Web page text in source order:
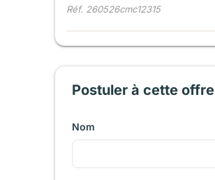
Réf. 260526cmc12315
Postuler à cette offre
Nom